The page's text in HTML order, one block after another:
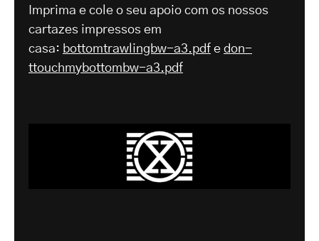
Imprima e cole o seu apoio com os nossos
cartazes impressos em
casa: bottomtrawlingbw-a3.pdf e don-
ttouchmybottombw-a3.pdf